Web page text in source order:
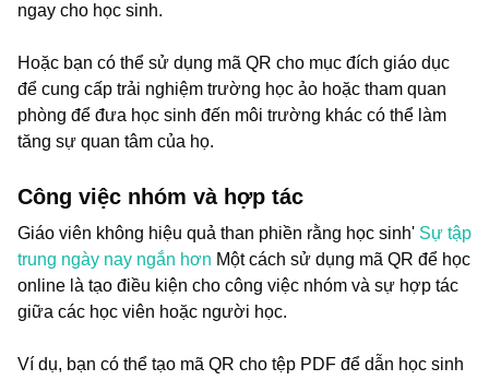
ngay cho học sinh.
Hoặc bạn có thể sử dụng mã QR cho mục đích giáo dục
để cung cấp trải nghiệm trường học ảo hoặc tham quan
phòng để đưa học sinh đến môi trường khác có thể làm
tăng sự quan tâm của họ.
Công việc nhóm và hợp tác
Giáo viên không hiệu quả than phiền rằng học sinh' Sự tập
trung ngày nay ngắn hơn Một cách sử dụng mã QR để học
online là tạo điều kiện cho công việc nhóm và sự hợp tác
giữa các học viên hoặc người học.
Ví dụ, bạn có thể tạo mã QR cho tệp PDF để dẫn học sinh